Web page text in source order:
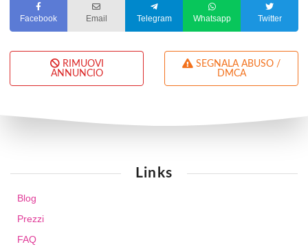
Facebook Email Telegram Whatsapp Twitter
RIMUOVI
ANNUNCIO
DMCA
Links
Blog
Prezzi
FAQ